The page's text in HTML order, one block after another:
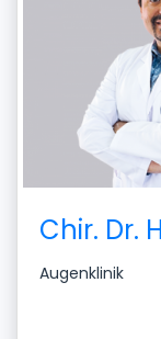
Chir. Dr.
Augenklinik